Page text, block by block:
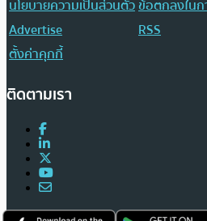
นโยบายความเป็นส่วนตัวข้อตกลงในก
Advertise
RSS
ตั้งค่าคุกกี้
ติดตามเรา